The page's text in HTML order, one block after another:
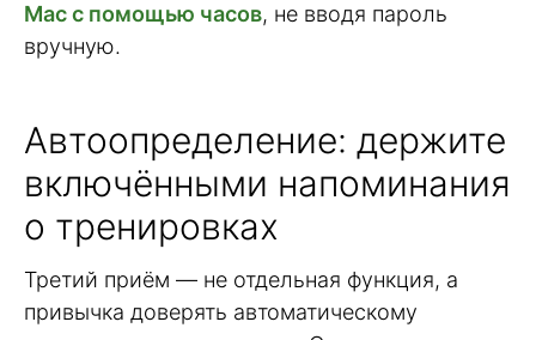
Mac с помощью часов, не вводя пароль
вручную.
Автоопределение: держите
включёнными напоминания
о тренировках
Третий приём — не отдельная функция, а
привычка доверять автоматическому